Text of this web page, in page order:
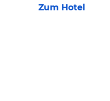
Zum Hotel